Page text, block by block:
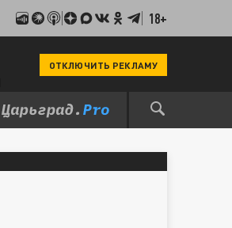
18+
ОТКЛЮЧИТЬ РЕКЛАМУ